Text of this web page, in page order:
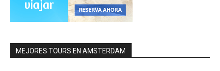
MEJORES TOURS EN AMSTERDAM